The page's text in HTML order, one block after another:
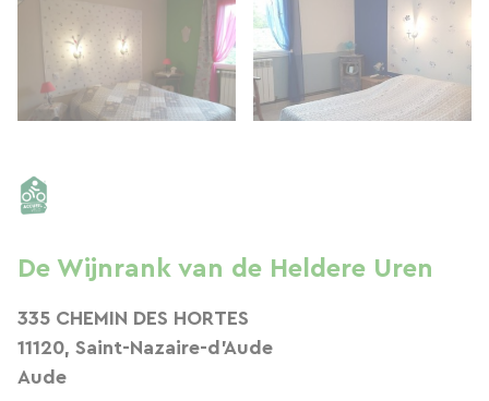
De Wijnrank van de Heldere Uren
335 CHEMIN DES HORTES
11120, Saint-Nazaire-d'Aude
Aude